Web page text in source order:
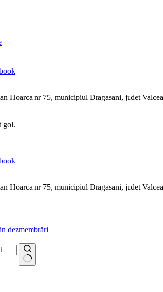
Hoarca nr 75, municipiul Dragasani, judet Valcea
gol.
Hoarca nr 75, municipiul Dragasani, judet Valcea